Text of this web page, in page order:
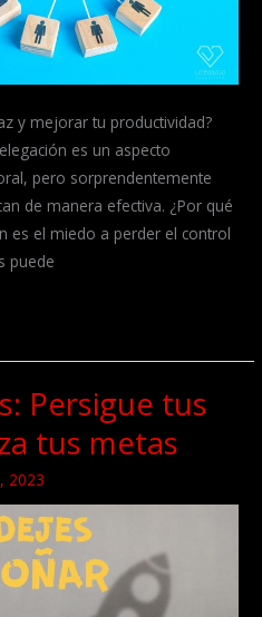
y mejorar tu productividad?
es un aspecto
pero sorprendentemente
de manera efectiva. ¿Por qué
es el miedo a perder el control
puede
Persigue tus
tus metas
2023